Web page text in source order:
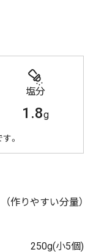
塩分
1.8g
。
（作りやすい分量）
250g(小5個)